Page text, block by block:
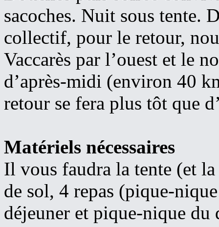
sacoches. Nuit sous tente.
collectif, pour le retour,
Vaccarès par l’ouest et le
d’après-midi (environ 40
retour se fera plus tôt que
Matériels nécessaires
Il vous faudra la tente (et
de sol, 4 repas (pique-
déjeuner et pique-nique du